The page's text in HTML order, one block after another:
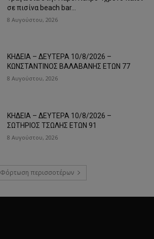
σε πισίνα beach bar…
8 Αυγούστου, 2026
ΚΗΔΕΙΑ – ΔΕΥΤΕΡΑ 10/8/2026 –
ΚΩΝΣΤΑΝΤΙΝΟΣ ΒΑΛΑΒΑΝΗΣ ΕΤΩΝ 77
8 Αυγούστου, 2026
ΚΗΔΕΙΑ – ΔΕΥΤΕΡΑ 10/8/2026 –
ΣΩΤΗΡΙΟΣ ΤΣΩΛΗΣ ΕΤΩΝ 91
8 Αυγούστου, 2026
Φόρτωση περισσοτέρων